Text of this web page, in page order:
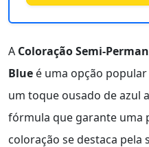
A Coloração Semi-
Blue é uma opção
um toque ousado de azul
fórmula que garante uma
coloração se destaca pela